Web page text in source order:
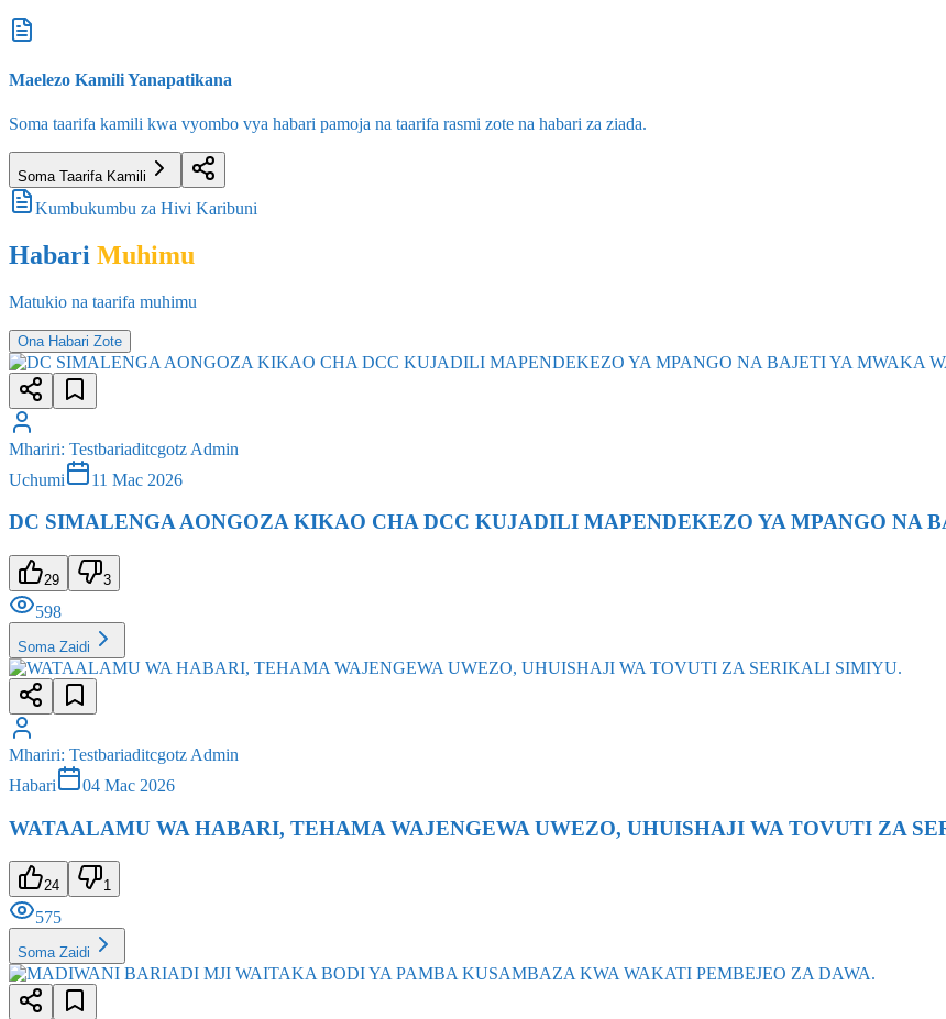
Maelezo Kamili Yanapatikana
Soma taarifa kamili kwa vyombo vya habari pamoja na taarifa rasmi zote na habari za ziada.
Soma Taarifa Kamili
Kumbukumbu za Hivi Karibuni
Habari Muhimu
Matukio na taarifa muhimu
Ona Habari Zote
Mhariri: Testbariaditcgotz Admin
Uchumi
11 Mac 2026
DC SIMALENGA AONGOZA KIKAO CHA DCC KUJADILI MAPENDEKEZO YA MPANGO NA
29 3
598
Soma Zaidi
Mhariri: Testbariaditcgotz Admin
Habari
04 Mac 2026
WATAALAMU WA HABARI, TEHAMA WAJENGEWA UWEZO, UHUISHAJI WA TOVUTI ZA
24 1
575
Soma Zaidi